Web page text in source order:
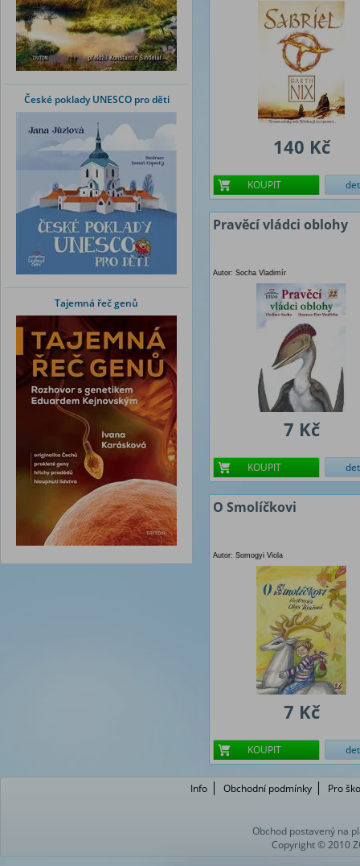
České poklady UNESCO pro děti
Tajemná řeč genů
140 Kč
KOUPIT
Pravěcí vládci oblohy
Autor: Socha Vladimír
7 Kč
KOUPIT
O Smolíčkovi
Autor: Somogyi Viola
7 Kč
KOUPIT
Info Obchodní podmínky Pro
Obchod postavený na
Copyright © 2010